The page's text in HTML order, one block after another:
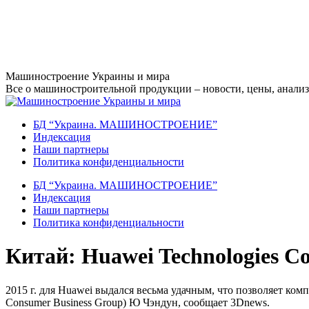
Перейти
к
содержанию
Машиностроение Украины и мира
Все о машиностроительной продукции – новости, цены,
БД “Украина. МАШИНОСТРОЕНИЕ”
Индекcация
Наши партнеры
Политика конфиденциальности
БД “Украина. МАШИНОСТРОЕНИЕ”
Индекcация
Наши партнеры
Политика конфиденциальности
Китай: Huawei Technologies
2015 г. для Huawei выдался весьма удачным, что позволяет
Consumer Business Group) Ю Чэндун, сообщает 3Dnews.